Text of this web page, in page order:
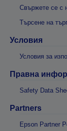
Свържете се с
Търсене на
Условия
Условия за
Правна
Safety Data
Partners
Epson Partner